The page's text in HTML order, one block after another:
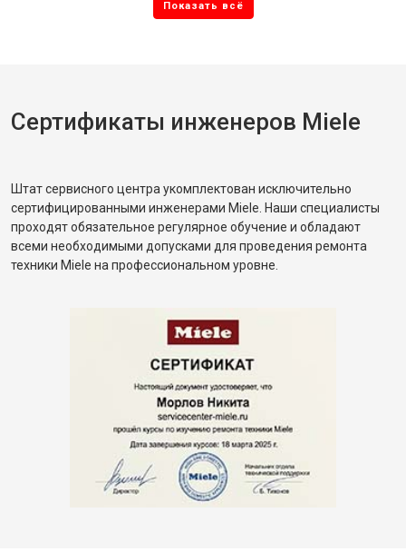
Сертификаты инженеров Miele
Штат сервисного центра укомплектован исключительно
сертифицированными инженерами Miele. Наши специалисты
проходят обязательное регулярное обучение и обладают
всеми необходимыми допусками для проведения ремонта
техники Miele на профессиональном уровне.